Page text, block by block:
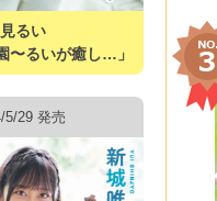
るい
〜るいが癒し…」
5/29 発売